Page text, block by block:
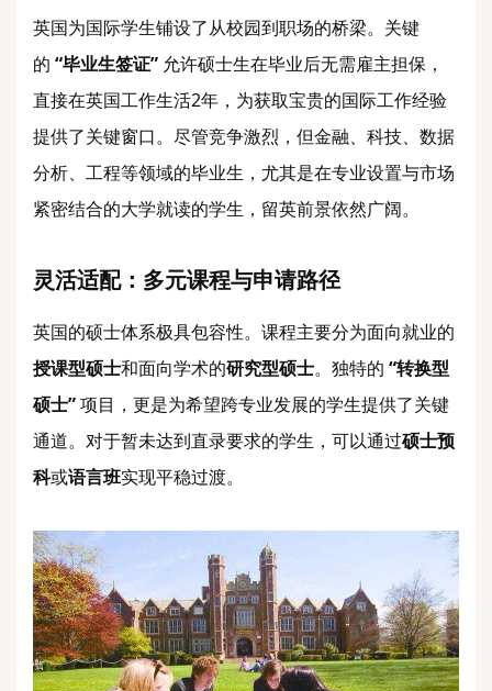
英国为国际学生铺设了从校园到职场的桥梁。关键
的 “毕业生签证” 允许硕士生在毕业后无需雇主担保，
直接在英国工作生活2年，为获取宝贵的国际工作经验
提供了关键窗口。尽管竞争激烈，但金融、科技、数据
分析、工程等领域的毕业生，尤其是在专业设置与市场
紧密结合的大学就读的学生，留英前景依然广阔。
灵活适配：多元课程与申请路径
英国的硕士体系极具包容性。课程主要分为面向就业的
授课型硕士和面向学术的研究型硕士。独特的 “转换型
硕士”项目，更是为希望跨专业发展的学生提供了关键
通道。对于暂未达到直录要求的学生，可以通过硕士预
科或语言班实现平稳过渡。